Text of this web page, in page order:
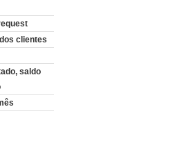
clientes
saldo